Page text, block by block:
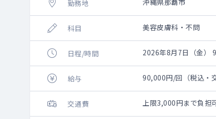
勤務地 沖縄県那覇市
科目 美容皮膚科・不問
日程/時間 2026年8月7日（金）
給与 90,000円/回（税込・
交通費 上限3,000円まで負担